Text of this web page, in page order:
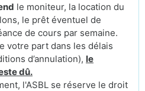
le moniteur, la location du
le prêt éventuel de
de cours par semaine.
votre part dans les délais
d’annulation), le
dû.
l'ASBL se réserve le droit